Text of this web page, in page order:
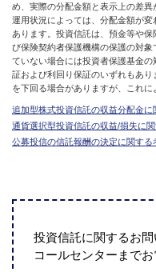
め、実際の分配金額と表示上の差異
運用状況によっては、分配金額が
あります。投資信託は、預金等や
び保険契約者保護機構の保護の対
ていない場合には投資者保護基金
証および利回り保証のいずれもあ
を下回る場合がありますが、これに
追加型株式投資信託の収益分配金に
通貨選択型投資信託の収益/損失に
公募投信の信託報酬の決定に関する
投資信託に関するお
コールセンターまで